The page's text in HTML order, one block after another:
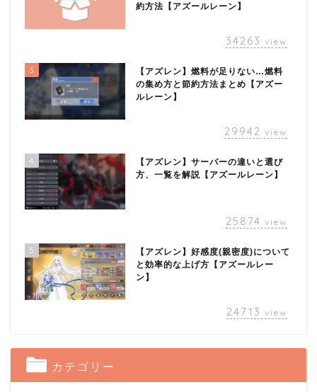
約方法【アズールレーン】
34263 view
3
【アズレン】燃料が足りない…燃料
の集め方と節約方法まとめ【アズー
ルレーン】
29942 view
4
【アズレン】サーバーの違いと選び
方、一覧を解説【アズールレーン】
25874 view
5
【アズレン】好感度(親密度)について
と効率的な上げ方【アズールレー
ン】
24713 view
カテゴリー